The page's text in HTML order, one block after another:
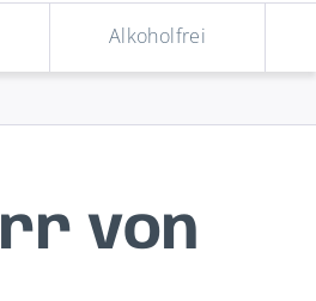
Alkoholfrei
von